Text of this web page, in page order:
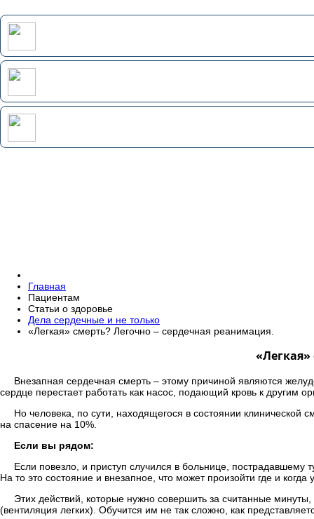
Главная
Пациентам
Статьи о здоровье
Дела сердечные и не только
«Легкая» смерть? Легочно – сердечная реанимация.
Внезапная сердечная смерть – этому причиной являются
сердце перестает работать как насос, подающий кровь к другим
Но человека, по сути, находящегося в состоянии
на спасение на 10%.
Если вы рядом:
Если повезло, и приступ случился в больнице,
На то это состояние и внезапное, что может произойти где и
Этих действий, которые нужно совершить за считанные
(вентиляция легких). Обучится им не так сложно, как